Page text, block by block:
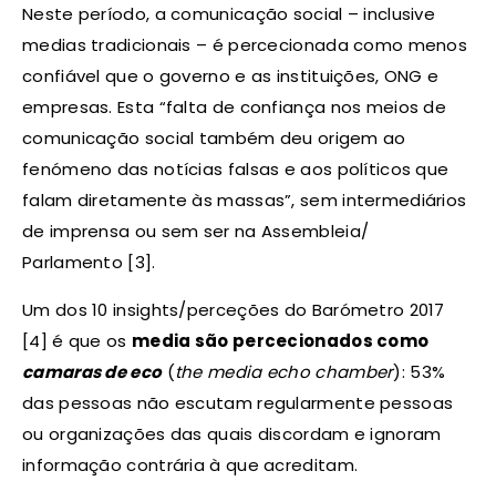
Neste período, a comunicação social – inclusive
medias tradicionais – é percecionada como menos
confiável que o governo e as instituições, ONG e
empresas. Esta “falta de confiança nos meios de
comunicação social também deu origem ao
fenómeno das notícias falsas e aos políticos que
falam diretamente às massas”, sem intermediários
de imprensa ou sem ser na Assembleia/
Parlamento [3].
Um dos 10 insights/perceções do Barómetro 2017
[4] é que os media são percecionados como
camaras de eco(the media echo chamber): 53%
das pessoas não escutam regularmente pessoas
ou organizações das quais discordam e ignoram
informação contrária à que acreditam.